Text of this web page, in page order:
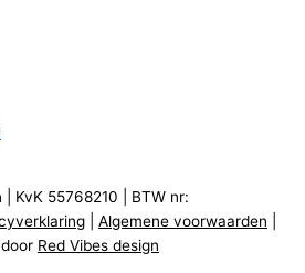
KvK 55768210 | BTW nr:
Algemene voorwaarden
Red Vibes design